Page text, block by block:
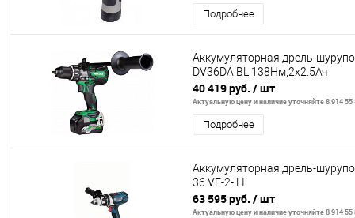
Подробнее
Аккумуляторная дрель-
DV36DA BL 138Нм,2х2.5Ач
40 419 руб. / шт
Актуальную цену и наличие уточняйте 8 914 55
Подробнее
Аккумуляторная дрель-
36 VE-2- LI
63 595 руб. / шт
Актуальную цену и наличие уточняйте 8 914 55